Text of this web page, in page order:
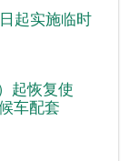
起实施临时
起恢复使
车配套